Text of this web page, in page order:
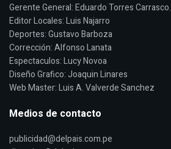
Gerente General: Eduardo Torres Carrasco.
Editor Locales: Luis Najarro
Deportes: Gustavo Barboza
Corrección: Alfonso Lanata
Espectaculos: Lucy Novoa
Diseño Grafico: Joaquin Linares
Web Master: Luis A. Valverde Sanchez
Medios de contacto
publicidad@delpais.com.pe